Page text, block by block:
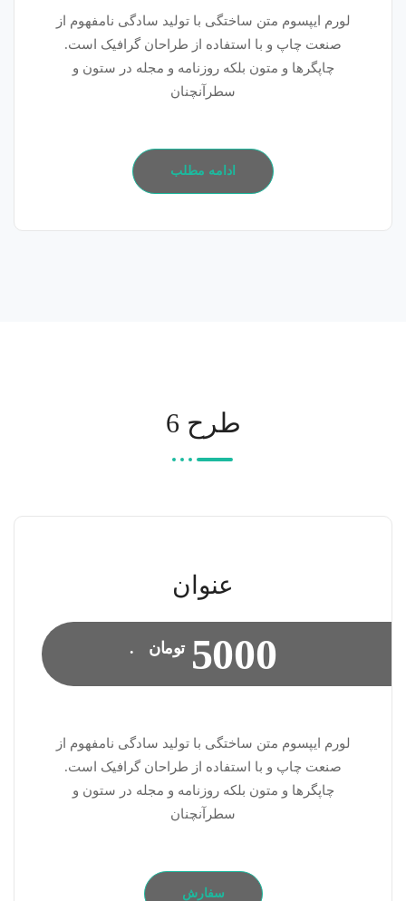
لورم ایپسوم متن ساختگی با تولید سادگی نامفهوم از
صنعت چاپ و با استفاده از طراحان گرافیک است.
چاپگرها و متون بلکه روزنامه و مجله در ستون و
سطرآنچنان
ادامه مطلب
طرح 6
عنوان
5000 تومان .
لورم ایپسوم متن ساختگی با تولید سادگی نامفهوم از
صنعت چاپ و با استفاده از طراحان گرافیک است.
چاپگرها و متون بلکه روزنامه و مجله در ستون و
سطرآنچنان
سفارش